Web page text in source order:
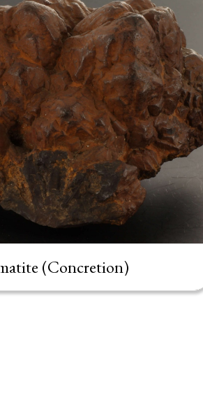
Hematite (Concretion)